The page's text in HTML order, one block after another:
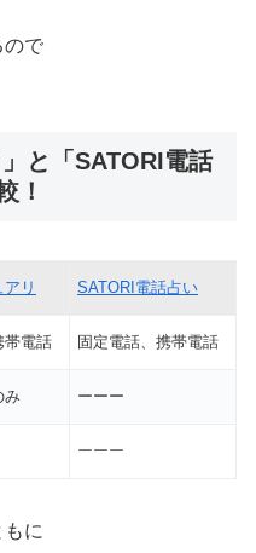
ので
と「SATORI電話
！
リ SATORI電話占い
帯電話 固定電話、携帯電話
み ーーー
ーーー
に